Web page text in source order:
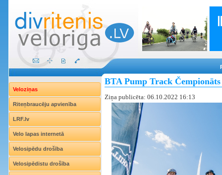
Veloziņas
Riteņbraucēju apvienība
LRF.lv
Velo lapas internetā
Velosipēdu drošība
Velosipēdistu drošība
BTA Pump Track Čempionāts
Ziņa publicēta: 06.10.2022 16:13